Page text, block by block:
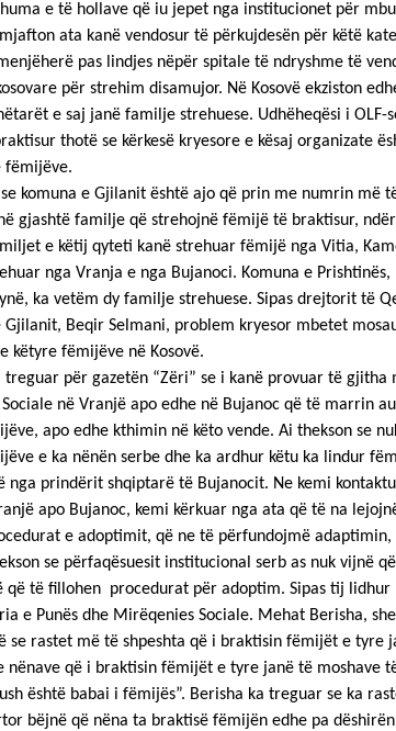
e të hollave që iu jepet nga institucionet për
ata kanë vendosur të përkujdesën për këtë
pas lindjes nëpër spitale të ndryshme të
për strehim disamujor. Në Kosovë ekziston
e saj janë familje strehuese. Udhëheqësi i
thotë se kërkesë kryesore e kësaj organizate
fëmijëve.
komuna e Gjilanit është ajo që prin me numrin më
gjashtë familje që strehojnë fëmijë të braktisur,
e këtij qyteti kanë strehuar fëmijë nga Vitia,
nga Vranja e nga Bujanoci. Komuna e
ka vetëm dy familje strehuese. Sipas drejtorit të
Gjilanit, Beqir Selmani, problem kryesor mbetet
këtyre fëmijëve në Kosovë.
treguar për gazetën “Zëri” se i kanë provuar të gjitha
në Vranjë apo edhe në Bujanoc që të marrin
apo edhe kthimin në këto vende. Ai thekson se
e ka nënën serbe dhe ka ardhur këtu ka lindur
nga prindërit shqiptarë të Bujanocit. Ne kemi
apo Bujanoc, kemi kërkuar nga ata që të na
e adoptimit, që ne të përfundojmë adaptimin,
se përfaqësuesit institucional serb as nuk vijnë
që të fillohen procedurat për adoptim. Sipas tij lidhur
e Punës dhe Mirëqenies Sociale. Mehat Berisha,
se rastet më të shpeshta që i braktisin fëmijët e tyre
nënave që i braktisin fëmijët e tyre janë të moshave
është babai i fëmijës”. Berisha ka treguar se ka
bëjnë që nëna ta braktisë fëmijën edhe pa